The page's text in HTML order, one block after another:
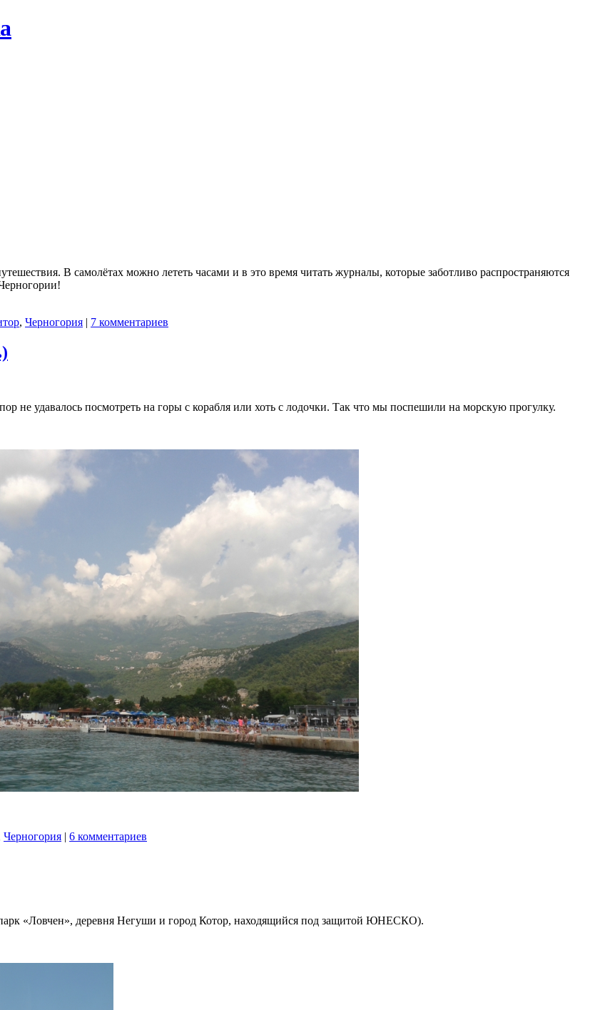
В самолётах можно лететь часами и в это время читать журналы, которые заботливо распространяются
, Черногория | 7 комментариев
не удавалось посмотреть на горы с корабля или хоть с лодочки. Так что мы поспешили на морскую прогулку.
Черногория | 6 комментариев
«Ловчен», деревня Негуши и город Котор, находящийся под защитой ЮНЕСКО).